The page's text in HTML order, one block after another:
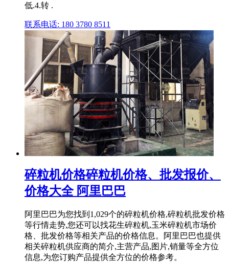
低.4.转 .
联系电话: 180 3780 8511
碎粒机价格碎粒机价格、批发报价、
价格大全 阿里巴巴
阿里巴巴为您找到1,029个的碎粒机价格,碎粒机批发价格
等行情走势,您还可以找花生碎粒机,玉米碎粒机市场价
格、批发价格等相关产品的价格信息。阿里巴巴也提供
相关碎粒机供应商的简介,主营产品,图片,销量等全方位
信息,为您订购产品提供全方位的价格参考。